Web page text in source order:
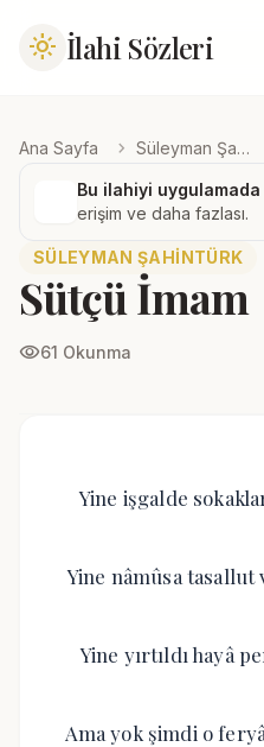
light_mode İlahi Sözleri
Ana Sayfa chevron_right Süleyman Şahintürk
Bu ilahiyi uygulamada
erişim ve daha fazlası.
SÜLEYMAN ŞAHINTÜRK
Sütçü İmam
visibility61 Okunma
Yine işgalde
Yine nâmûsa tasallut
Yine yırtıldı hayâ
Ama yok şimdi o